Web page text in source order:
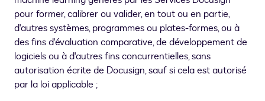
pour former, calibrer ou valider, en tout ou en partie,
d'autres systèmes, programmes ou plates-formes, ou à
des fins d'évaluation comparative, de développement de
logiciels ou à d'autres fins concurrentielles, sans
autorisation écrite de Docusign, sauf si cela est autorisé
par la loi applicable ;